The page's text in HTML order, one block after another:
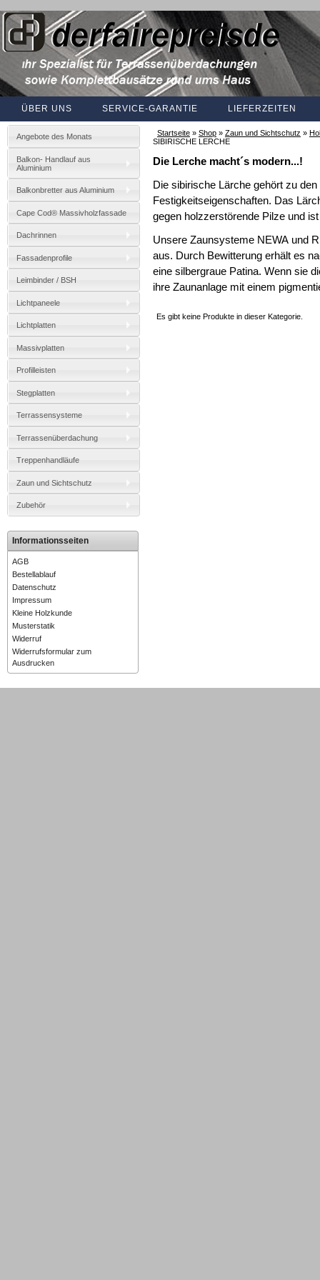
ÜBER UNS SERVICE-GARANTIE LIEFERZEITEN
Startseite» Shop» Zaun und Sichtschutz »
SIBIRISCHE LERCHE
Die Lerche macht´s modern...!
Die sibirische Lärche gehört zu
Festigkeitseigenschaften. Das
gegen holzzerstörende Pilze und
Unsere Zaunsysteme NEWA und
aus. Durch Bewitterung erhält es
eine silbergraue Patina. Wenn sie
ihre Zaunanlage mit einem
Es gibt keine Produkte in dieser Kategorie.
Angebote des Monats
Balkon- Handlauf aus
Aluminium
Balkonbretter aus Aluminium
Cape Cod® Massivholzfassade
Dachrinnen
Fassadenprofile
Leimbinder / BSH
Lichtpaneele
Lichtplatten
Massivplatten
Profilleisten
Stegplatten
Terrassensysteme
Terrassenüberdachung
Treppenhandläufe
Zaun und Sichtschutz
Zubehör
Informationsseiten
AGB
Bestellablauf
Datenschutz
Impressum
Kleine Holzkunde
Musterstatik
Widerruf
Widerrufsformular zum
Ausdrucken